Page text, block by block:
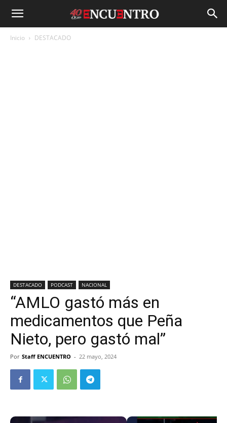
Inicio DESTACADO
DESTACADO PODCAST NACIONAL
“AMLO gastó más en
medicamentos que Peña
Nieto, pero gastó mal”
Por Staff ENCUENTRO - 22 mayo, 2024